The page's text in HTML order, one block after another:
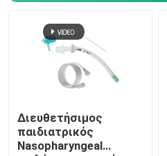
Διευθετήσιμος
παιδιατρικός
Nasopharyngeal